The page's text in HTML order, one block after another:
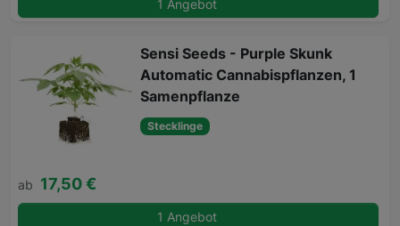
1 Angebot
Sensi Seeds - Purple Skunk
Automatic Cannabispflanzen, 1
Samenpflanze
Stecklinge
ab 17,50 €
1 Angebot